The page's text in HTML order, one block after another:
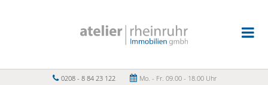
0208 - 8 84 23 122 Mo. - Fr. 09.00 - 18.00 Uhr